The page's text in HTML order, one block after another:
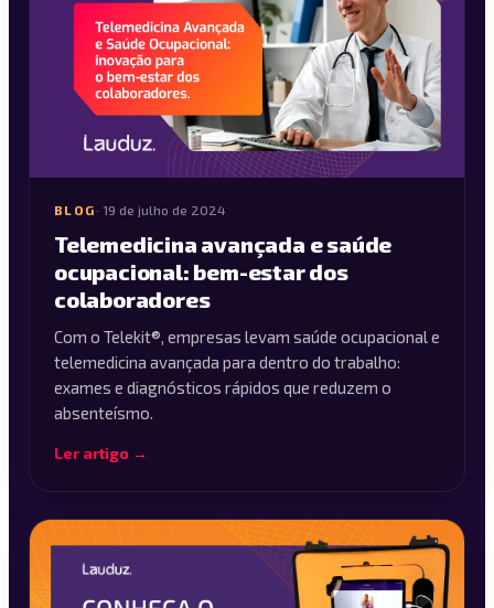
BLOG · 19 de julho de 2024
Telemedicina avançada e saúde
ocupacional: bem-estar dos
colaboradores
Com o Telekit®, empresas levam saúde ocupacional e
telemedicina avançada para dentro do trabalho:
exames e diagnósticos rápidos que reduzem o
absenteísmo.
Ler artigo →